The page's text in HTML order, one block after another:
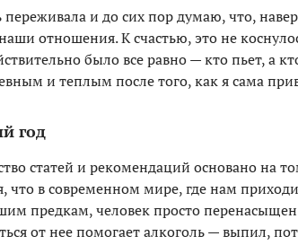
переживала и до сих пор думаю, что,
отношения. К счастью, это не
было все равно — кто пьет, а
и теплым после того, как я сама
год
статей и рекомендаций основано на
что в современном мире, где нам
предкам, человек просто перенасыщен
от нее помогает алкоголь — выпил,